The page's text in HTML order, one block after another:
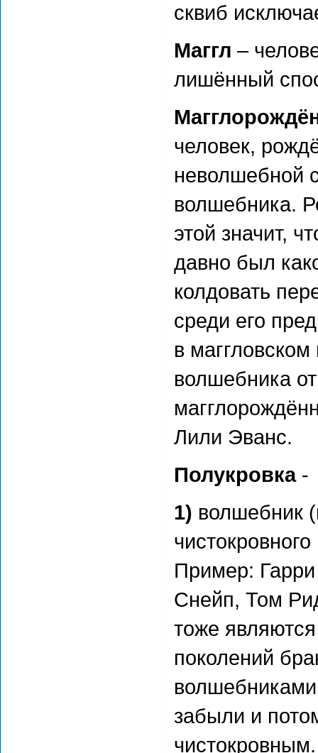
сквиб
Маггл –
лишённый
человек,
неволшебной
волшебника.
этой значит,
давно был
колдовать
среди его
в
волшебника
Лили Эванс.
Полукровка-
1) волшебник
Пример:
Снейп, Том
тоже
поколений
забыли и
чистокровным.